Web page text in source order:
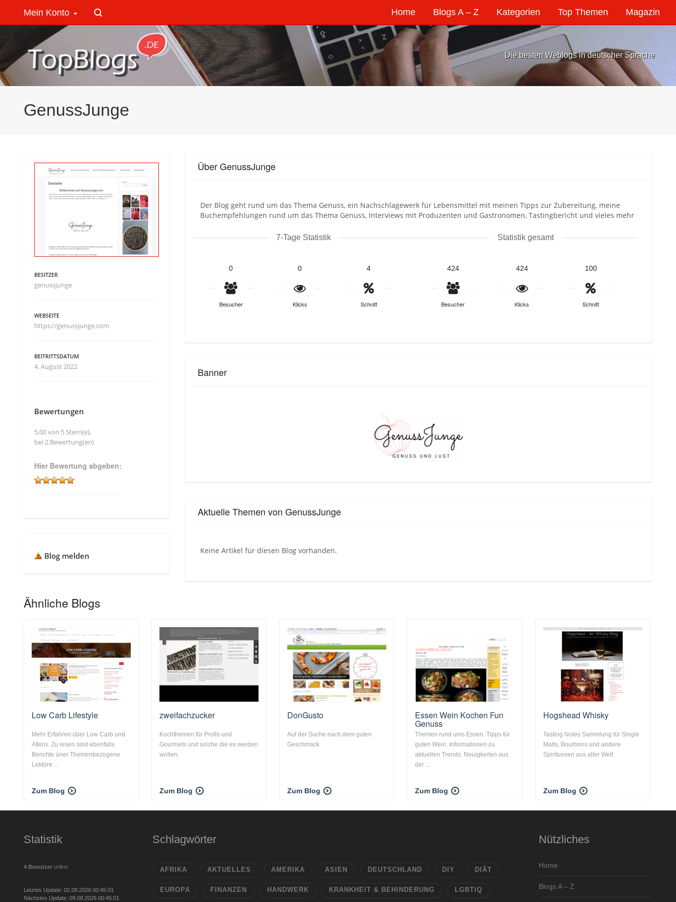
Home Blogs A – Z Kategorien Top Themen Magazin
Mein Konto
Die besten Weblogs in deutscher Sprache
GenussJunge
Über GenussJunge
Der Blog geht rund um das Thema Genuss, ein Nachschlagewerk für Lebensmittel mit meinen Tipps zur Zubereitung, meine
Buchempfehlungen rund um das Thema Genuss, Interviews mit Produzenten und Gastronomen, Tastingbericht und vieles mehr
7-Tage Statistik
0
Besucher
0
Klicks
4
Schnitt
Statistik gesamt
424
Besucher
424
Klicks
100
Schnitt
Banner
Aktuelle Themen von GenussJunge
Keine Artikel für diesen Blog vorhanden.
BESITZER
genussjunge
WEBSEITE
https://genussjunge.com
BEITRITTSDATUM
4. August 2022
Bewertungen
5,00 von 5 Stern(e),
bei 2 Bewertung(en)
Hier Bewertung abgeben:
Blog melden
Ähnliche Blogs
Low Carb Lifestyle
Mehr Erfahren über Low Carb und
Atkins. Zu lesen sind ebenfalls
Berichte üner Themenbezogene
Lektüre ...
Zum Blog
zweifachzucker
Kochthemen für Profis und
Gourmets und solche die es werden
wollen.
Zum Blog
DonGusto
Auf der Suche nach dem guten
Geschmack
Zum Blog
Essen Wein Kochen Fun
Genuss
Themen rund ums Essen. Tipps für
guten Wein. Informationen zu
aktuellen Trends. Neuigkeiten aus
der ...
Zum Blog
Hogshead Whisky
Tasting Notes Sammlung für Single
Malts, Bourbons und andere
Spirituosen aus aller Welt
Zum Blog
Statistik
4 Benutzer online
Letztes Update: 02.08.2026 00:45:01
Nächstes Update: 09.08.2026 00:45:01
Schlagwörter
AFRIKA AKTUELLES AMERIKA ASIEN DEUTSCHLAND DIY DIÄT
EUROPA FINANZEN HANDWERK KRANKHEIT & BEHINDERUNG LGBTIQ
Nützliches
Home
Blogs A – Z